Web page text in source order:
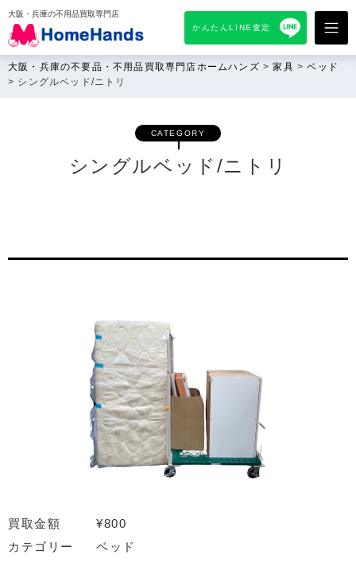
大阪・兵庫の不用品買取専門店
かんたんLINE査定
大阪・兵庫の不要品・不用品買取専門店ホームハンズ >家具 >ベッド
> シングルベッド/ニトリ
CATEGORY
シングルベッド/ニトリ
買取金額
¥800
カテゴリー
ベッド